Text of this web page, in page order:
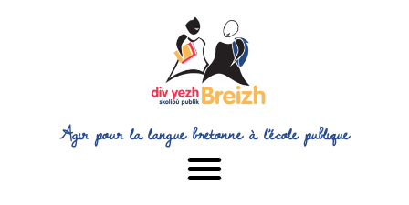
Agir pour la langue bretonne à l’école publique